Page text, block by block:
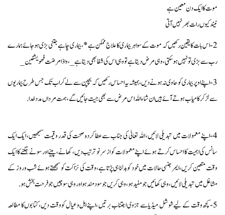
موت کا ایک دن معین ہے
نیند کیوں رات بھر نہیں آتی
2-اس بات کا یقین رکھیں کہ موت کے سوا ہر بیماری کا علاج ممکن ہے* ، بیماری چاہے جتنی بڑی ہو جائے ہمارے
رب سے بڑی تو نہیں ہوسکتی، وہی مرض دیتا ہے تو وہی اس کی شفا بھی دیتا ہے _، واذامرضت فھو یشفین_
3-اپنے اوپر بیماری کو حاوی نہ ہونے دیں، ہمیشہ یہ احساس رکھیں کہ بچپن سے لے کر اب تک جس طرح بیماریوں
سے لڑکر کامیاب ہوتے آئے ہیں ان شاء اللہ اس مرض سے بھی جیت جائیں گے ، ہمت مرداں مدد خدا.
4-اپنے معمولات میں تبدیلی لائیں، اللہ تعالیٰ کی جناب سے عطا کردہ صحت کی قدر وقیمت سمجھیں، ایک ایک
سانس کی اہمیت کا احساس کرتے ہوئے اپنے معمولات کو از سر نو ترتیب دیں، کھانے، پینے اور سونے جگنے کا ایک
وقت متعین کریں،ایمرجنسی حالات میں خود کو بدلنا ہی پڑتا ہے،وقت کی نزاکت کو سمجھتے ہوئے شب وروز کے
مشاغل میں تبدیلی لائیں، وہی کھائیں جو مفید ہو، وہی کریں جو سودمند ہو اور وہی سوچیں جو فرحت بخش ہو.
5- کچھ وقت کے لیے شوشل میڈیا سے جزوی اجتناب برتیں ،اپنے اہل وعیال کو وقت دیں، کتابوں کا مطالعہ